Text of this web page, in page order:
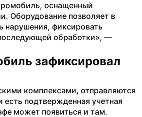
оснащенный
Оборудование позволяет в
нарушения, фиксировать
обработки», —
зафиксировал
комплексами, отправляются
подтвержденная учетная
может появиться и там.